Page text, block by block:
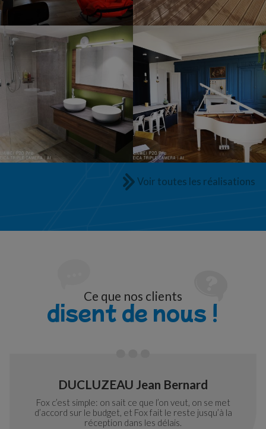
Voir toutes les réalisations
Ce que nos clients
disent de nous !
DUCLUZEAU Jean Bernard
Fox c’est simple: on sait ce que l’on veut, on se met
d’accord sur le budget, et Fox fait le reste jusqu’à la
réception dans les délais.